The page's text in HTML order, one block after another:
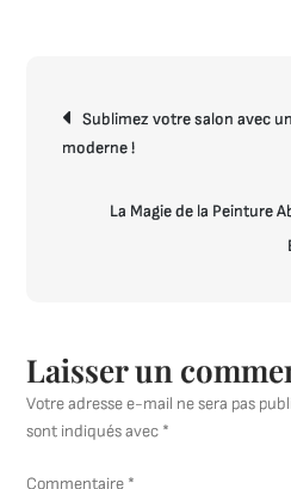
de
l’article
Sublimez votre salon avec
moderne !
La Magie de la Peinture
Laisser un
Votre adresse e-mail ne sera pas
sont indiqués avec *
Commentaire *